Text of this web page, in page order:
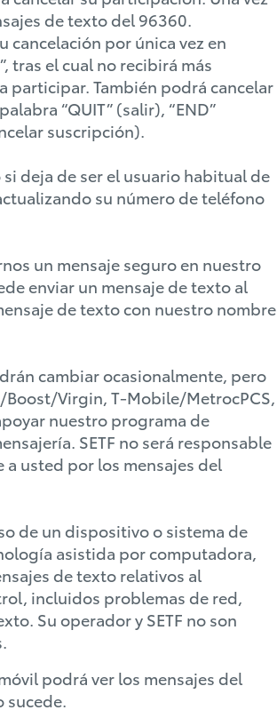
de texto del 96360.
cancelación por única vez en
tras el cual no recibirá más
participar. También podrá cancelar
“QUIT” (salir), “END”
suscripción).
deja de ser el usuario habitual de
su número de teléfono
un mensaje seguro en nuestro
enviar un mensaje de texto al
de texto con nuestro nombre
cambiar ocasionalmente, pero
Virgin, T-Mobile/MetrocPCS,
nuestro programa de
SETF no será responsable
usted por los mensajes del
de un dispositivo o sistema de
asistida por computadora,
de texto relativos al
incluidos problemas de red,
Su operador y SETF no son
podrá ver los mensajes del
sucede.